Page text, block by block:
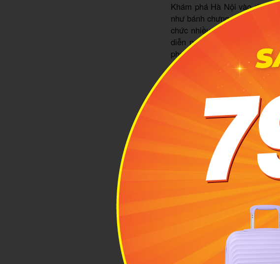
Khám phá Hà Nội vào dịp
như bánh chưng xanh, thịt
chức nhiều hoạt động văn
diễn nghệ thuật truyền
phong phú và tràn đầy sắc
2 Du lịch Tết
Dịp Tết đến,Cao
khung cảnh núi
trong lành, mát mẻ tại
tưởng cho bạn khám phá và
Cao Bằng vào dịp Tết là sự
độc đáo hình thành nên một
hội ghé thăm các danh
Ngườm Ngao và các làng